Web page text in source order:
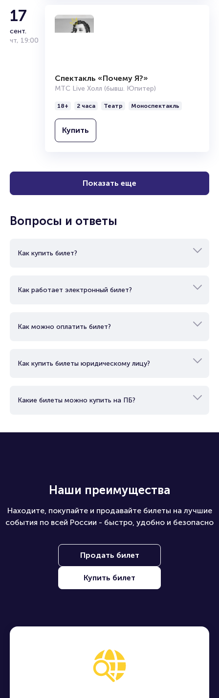
17
сент.
чт, 19:00
Спектакль «Почему Я?»
МТС Live Холл (бывш. Юпитер)
18+ 2 часа Театр Моноспектакль
Купить
Показать еще
Вопросы и ответы
Как купить билет?
Как работает электронный билет?
Как можно оплатить билет?
Как купить билеты юридическому лицу?
Какие билеты можно купить на ПБ?
Наши преимущества
Находите, покупайте и продавайте билеты на лучшие
события по всей России - быстро, удобно и безопасно
Продать билет
Купить билет